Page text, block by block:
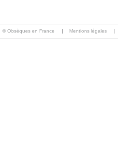
© Obsèques en France | Mentions légales |